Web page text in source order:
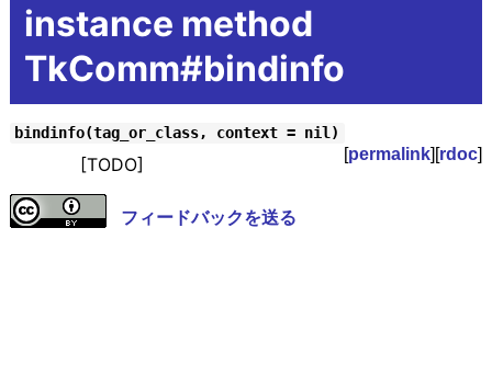
instance method
TkComm#bindinfo
bindinfo(tag_or_class, context = nil)
[permalink][rdoc]
[TODO]
フィードバックを送る